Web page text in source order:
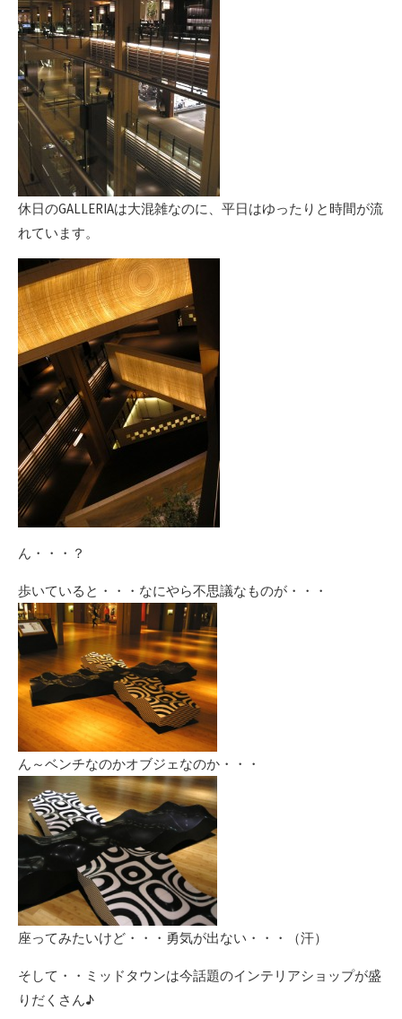
休日のGALLERIAは大混雑なのに、平日はゆったりと時間が流
れています。
ん・・・？
歩いていると・・・なにやら不思議なものが・・・
ん～ベンチなのかオブジェなのか・・・
座ってみたいけど・・・勇気が出ない・・・（汗）
そして・・ミッドタウンは今話題のインテリアショップが盛
りだくさん♪